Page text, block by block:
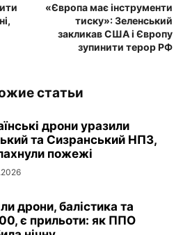
«Європа має інструменти
тиску»: Зеленський
закликав США і Європу
зупинити терор РФ
статьи
дрони уразили
та Сизранський НПЗ,
пожежі
дрони, балістика та
є прильоти: як ППО